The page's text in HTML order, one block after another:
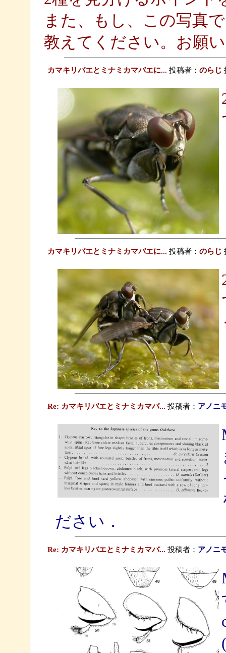
また、もし、この写真
教えてください。お願
カマキリバエとミナミカマバエに... 投稿者： のらじ
カマキリバエとミナミカマバエに... 投稿者： のらじ
Re: カマキリバエとミナミカマバ... 投稿者： アノニ
ださい．
Re: カマキリバエとミナミカマバ... 投稿者： アノニ